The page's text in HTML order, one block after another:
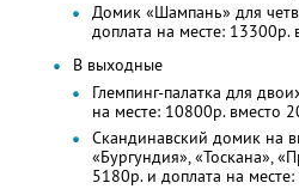
Домик «Шампань» для
доплата на месте: 13300р.
В выходные
Глемпинг-палатка для
на месте: 10800р. вместо
Скандинавский домик на
«Бургундия», «Тоскана»,
5180р. и доплата на